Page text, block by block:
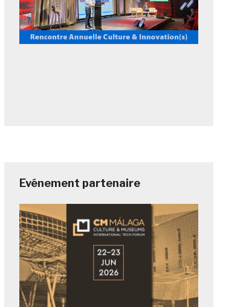
Evénement partenaire